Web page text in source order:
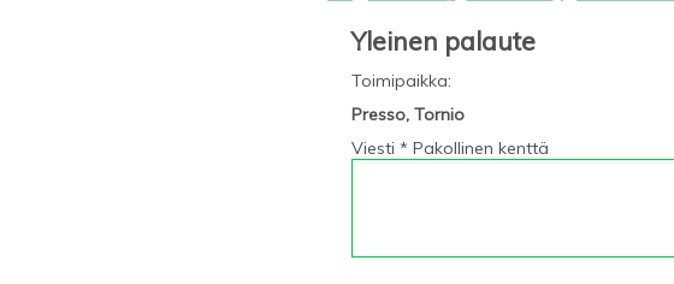
Yleinen palaute
Toimipaikka:
Presso, Tornio
Viesti * Pakollinen kenttä